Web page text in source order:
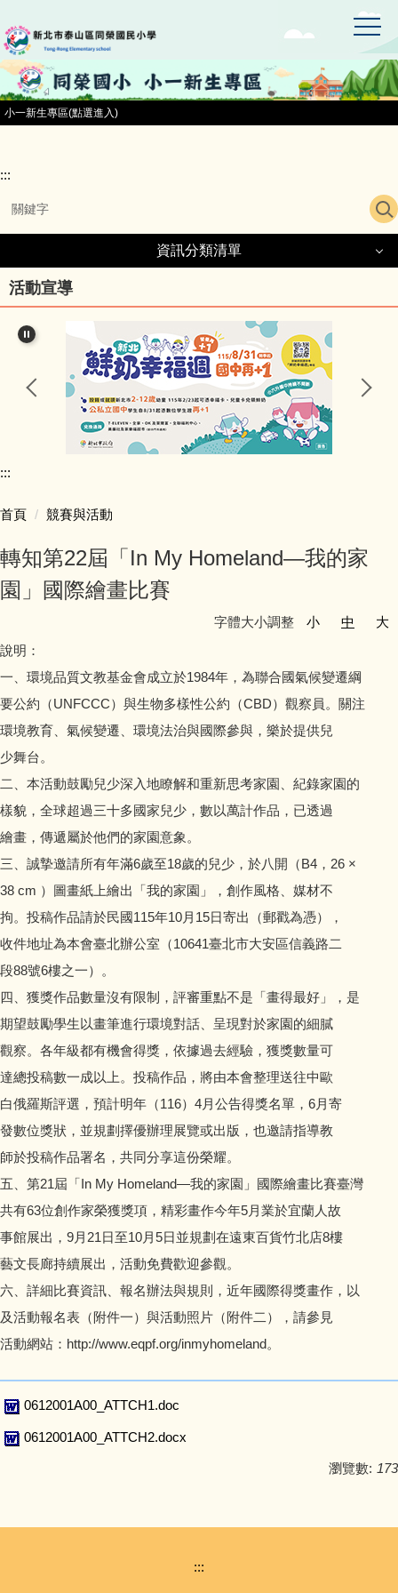
到
主
要
內
容
區
小一新生專區(點選進入)
:::
資訊分類清單
資訊分類清單
同榮國小首頁
小一新生專區
行政團隊介紹
學校行事簡曆
同榮教室配置圖
公職人員利益迴避專區
會計資訊公開
校園宣導訊息
校園填報
活動宣導
:::
首頁 競賽與活動
轉知第22屆「In My Homeland—我的家
園」國際繪畫比賽
字體大小調整 小 中
大
說明：
一、環境品質文教基金會成立於1984年，為聯合國氣候變遷綱
要公約（UNFCCC）與生物多樣性公約（CBD）觀察員。關注
環境教育、氣候變遷、環境法治與國際參與，樂於提供兒
少舞台。
二、本活動鼓勵兒少深入地瞭解和重新思考家園、紀錄家園的
樣貌，全球超過三十多國家兒少，數以萬計作品，已透過
繪畫，傳遞屬於他們的家園意象。
三、誠摯邀請所有年滿6歲至18歲的兒少，於八開（B4，26 ×
38 cm ）圖畫紙上繪出「我的家園」，創作風格、媒材不
拘。投稿作品請於民國115年10月15日寄出（郵戳為憑），
收件地址為本會臺北辦公室（10641臺北市大安區信義路二
段88號6樓之一）。
四、獲獎作品數量沒有限制，評審重點不是「畫得最好」，是
期望鼓勵學生以畫筆進行環境對話、呈現對於家園的細膩
觀察。各年級都有機會得獎，依據過去經驗，獲獎數量可
達總投稿數一成以上。投稿作品，將由本會整理送往中歐
白俄羅斯評選，預計明年（116）4月公告得獎名單，6月寄
發數位獎狀，並規劃擇優辦理展覽或出版，也邀請指導教
師於投稿作品署名，共同分享這份榮耀。
五、第21屆「In My Homeland—我的家園」國際繪畫比賽臺灣
共有63位創作家榮獲獎項，精彩畫作今年5月業於宜蘭人故
事館展出，9月21日至10月5日並規劃在遠東百貨竹北店8樓
藝文長廊持續展出，活動免費歡迎參觀。
六、詳細比賽資訊、報名辦法與規則，近年國際得獎畫作，以
及活動報名表（附件一）與活動照片（附件二），請參見
活動網站：http://www.eqpf.org/inmyhomeland。
0612001A00_ATTCH1.doc
0612001A00_ATTCH2.docx
瀏覽數: 173
:::